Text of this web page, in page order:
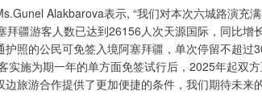
Alakbarova表示, “我们对本次六城路演充
拜疆游客人数已达到26156人次天源国际，同比
照的公民可免签入境阿塞拜疆，单次停留不超
实施为期一年的单方面免签试行后，2025年起双
旅游合作提供了更加便捷的条件，我们期待未来